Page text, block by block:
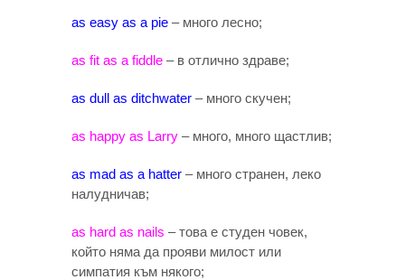
as easy as a pie – много лесно;
as fit as a fiddle – в отлично здраве;
as dull as ditchwater – много скучен;
as happy as Larry – много, много щастлив;
as mad as a hatter – много странен, леко
налудничав;
as hard as nails – това е студен човек,
който няма да прояви милост или
симпатия към някого;